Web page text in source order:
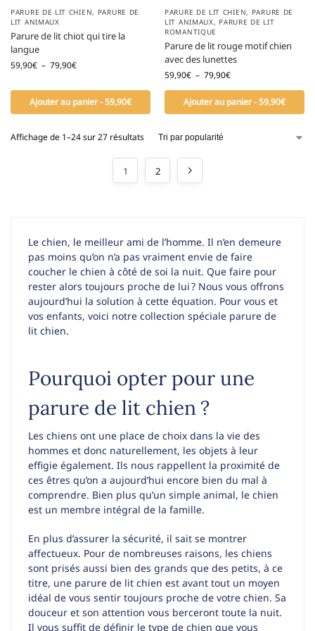
PARURE DE LIT CHIEN, PARURE DE
LIT ANIMAUX
Parure de lit chiot qui tire la
langue
59,90€ – 79,90€
Ajouter au panier - 59,90€
PARURE DE LIT CHIEN, PARURE DE
LIT ANIMAUX, PARURE DE LIT
ROMANTIQUE
Parure de lit rouge motif chien
avec des lunettes
59,90€ – 79,90€
Ajouter au panier - 59,90€
Affichage de 1–24 sur 27 résultats
1 2
Le chien, le meilleur ami de l’homme. Il n’en demeure
pas moins qu’on n’a pas vraiment envie de faire
coucher le chien à côté de soi la nuit. Que faire pour
rester alors toujours proche de lui ? Nous vous offrons
aujourd’hui la solution à cette équation. Pour vous et
vos enfants, voici notre collection spéciale parure de
lit chien.
Pourquoi opter pour une
parure de lit chien ?
Les chiens ont une place de choix dans la vie des
hommes et donc naturellement, les objets à leur
effigie également. Ils nous rappellent la proximité de
ces êtres qu’on a aujourd’hui encore bien du mal à
comprendre. Bien plus qu’un simple animal, le chien
est un membre intégral de la famille.
En plus d’assurer la sécurité, il sait se montrer
affectueux. Pour de nombreuses raisons, les chiens
sont prisés aussi bien des grands que des petits, à ce
titre, une parure de lit chien est avant tout un moyen
idéal de vous sentir toujours proche de votre chien. Sa
douceur et son attention vous berceront toute la nuit.
Il vous suffit de définir le type de chien que vous